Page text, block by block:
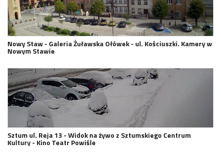
Nowy Staw - Galeria Żuławska Ołówek - ul. Kościuszki. Kamery w
Nowym Stawie
Sztum ul. Reja 13 - Widok na żywo z Sztumskiego Centrum
Kultury - Kino Teatr Powiśle